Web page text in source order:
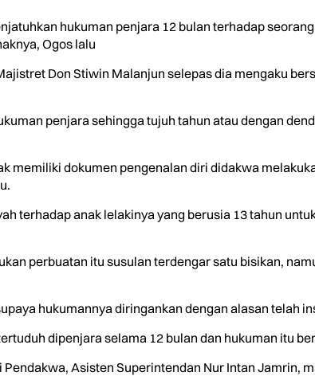
hukuman penjara 12 bulan terhadap
Ogos lalu
Don Stiwin Malanjun selepas dia mengaku
penjara sehingga tujuh tahun atau dengan
memiliki dokumen pengenalan diri didakwa
terhadap anak lelakinya yang berusia 13 tahun
perbuatan itu susulan terdengar satu bisikan,
hukumannya diringankan dengan alasan telah
dipenjara selama 12 bulan dan hukuman itu
Asisten Superintendan Nur Intan Jamrin,